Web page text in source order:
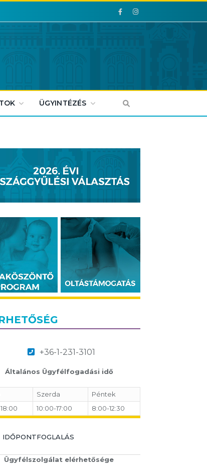
Facebook
Facebook
ÜGYINTÉZÉS
+36-1-231-3101
Általános Ügyfélfogadási idő
Szerda
Péntek
10:00-17:00 8:00-12:30
IDŐPONTFOGLALÁS
Ügyfélszolgálat elérhetősége